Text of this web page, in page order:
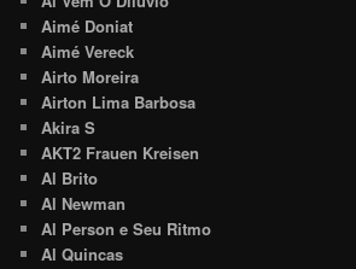
Aimé Doniat
Aimé Vereck
Airto Moreira
Airton Lima Barbosa
Akira S
AKT2 Frauen Kreisen
Al Brito
Al Newman
Al Person e Seu Ritmo
Al Quincas